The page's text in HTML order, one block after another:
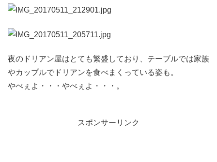
夜のドリアン屋はとても繁盛しており、テーブルでは家族
やカップルでドリアンを食べまくっている姿も。
やべぇよ・・・やべぇよ・・・。
スポンサーリンク